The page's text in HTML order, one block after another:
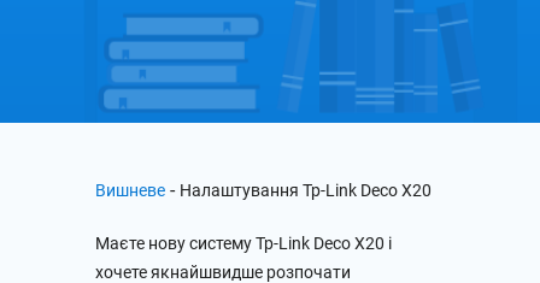
Вишневе - Налаштування Tp-Link Deco X20
Маєте нову систему Tp-Link Deco X20 і
хочете якнайшвидше розпочати